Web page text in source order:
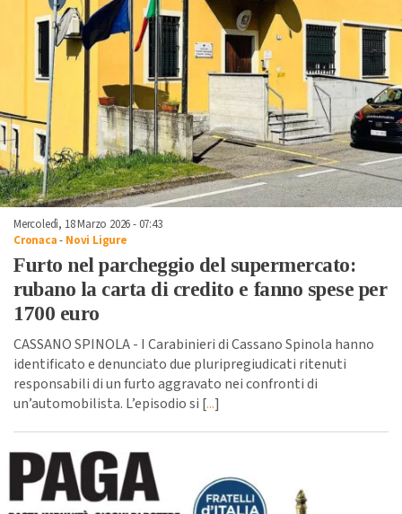
Mercoledì, 18 Marzo 2026 - 07:43
Cronaca- Novi Ligure
Furto nel parcheggio del supermercato:
rubano la carta di credito e fanno spese per
1700 euro
CASSANO SPINOLA - I Carabinieri di Cassano Spinola hanno
identificato e denunciato due pluripregiudicati ritenuti
responsabili di un furto aggravato nei confronti di
un’automobilista. L’episodio si [...]